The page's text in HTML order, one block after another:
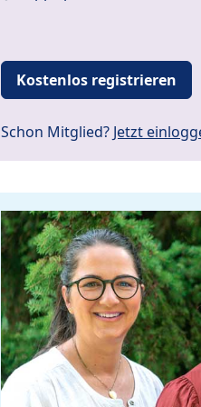
Kostenlos registrieren
Schon Mitglied? Jetzt